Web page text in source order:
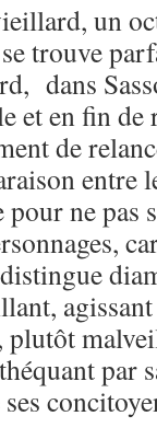
un
trouve
dans
et en fin de
de
entre
ne pas
par
ses